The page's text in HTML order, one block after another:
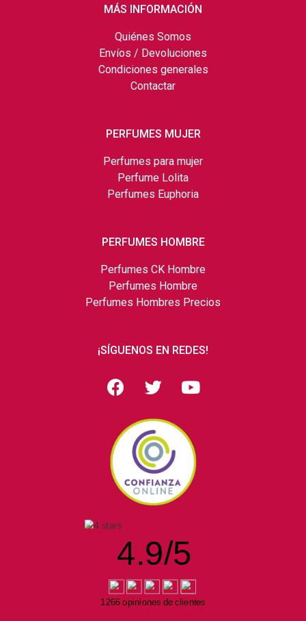
MÁS INFORMACIÓN
Quiénes Somos
Envíos / Devoluciones
Condiciones generales
Contactar
PERFUMES MUJER
Perfumes para mujer
Perfume Lolita
Perfumes Euphoria
PERFUMES HOMBRE
Perfumes CK Hombre
Perfumes Hombre
Perfumes Hombres Precios
¡SÍGUENOS EN REDES!
4.9/5
1266 opiniones de clientes